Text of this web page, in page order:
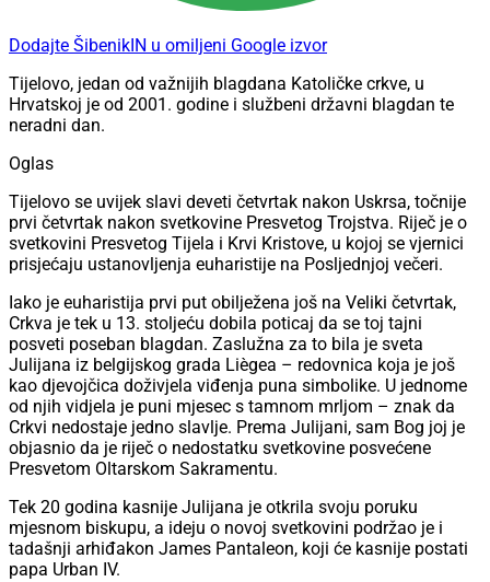
Dodajte ŠibenikIN u omiljeni Google izvor
Tijelovo, jedan od važnijih blagdana Katoličke crkve, u
Hrvatskoj je od 2001. godine i službeni državni blagdan te
neradni dan.
Oglas
Tijelovo se uvijek slavi deveti četvrtak nakon Uskrsa, točnije
prvi četvrtak nakon svetkovine Presvetog Trojstva. Riječ je o
svetkovini Presvetog Tijela i Krvi Kristove, u kojoj se vjernici
prisjećaju ustanovljenja euharistije na Posljednjoj večeri.
Iako je euharistija prvi put obilježena još na Veliki četvrtak,
Crkva je tek u 13. stoljeću dobila poticaj da se toj tajni
posveti poseban blagdan. Zaslužna za to bila je sveta
Julijana iz belgijskog grada Liègea – redovnica koja je još
kao djevojčica doživjela viđenja puna simbolike. U jednome
od njih vidjela je puni mjesec s tamnom mrljom – znak da
Crkvi nedostaje jedno slavlje. Prema Julijani, sam Bog joj je
objasnio da je riječ o nedostatku svetkovine posvećene
Presvetom Oltarskom Sakramentu.
Tek 20 godina kasnije Julijana je otkrila svoju poruku
mjesnom biskupu, a ideju o novoj svetkovini podržao je i
tadašnji arhiđakon James Pantaleon, koji će kasnije postati
papa Urban IV.